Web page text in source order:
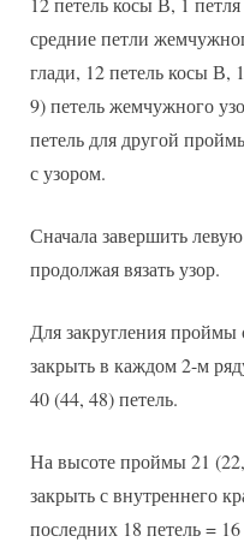
средние петли
глади, 12 петель косы В,
9) петель жемчужного
петель для другой
с узором.
Сначала завершить
продолжая вязать узор.
Для закругления проймы
закрыть в каждом 2-м
40 (44, 48) петель.
На высоте проймы 21
закрыть с внутреннего
последних 18 петель =